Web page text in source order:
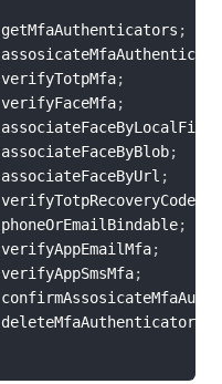
getMfaAuthenticators ;
verifyTotpMfa;
verifyFaceMfa;
associateFaceByLocalFile
associateFaceByBlob;
associateFaceByUrl ;
verifyTotpRecoveryCode
phoneOrEmailBindable;
verifyAppEmailMfa;
verifyAppSmsMfa;
deleteMfaAuthenticator